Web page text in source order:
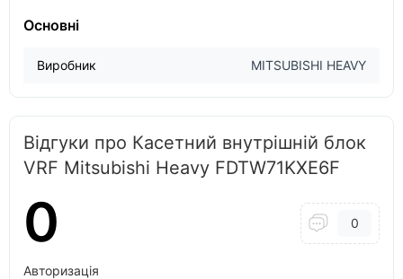
Основні
Виробник MITSUBISHI HEAVY
Відгуки про Касетний внутрішній блок
VRF Mitsubishi Heavy FDTW71KXE6F
0 0
Авторизація